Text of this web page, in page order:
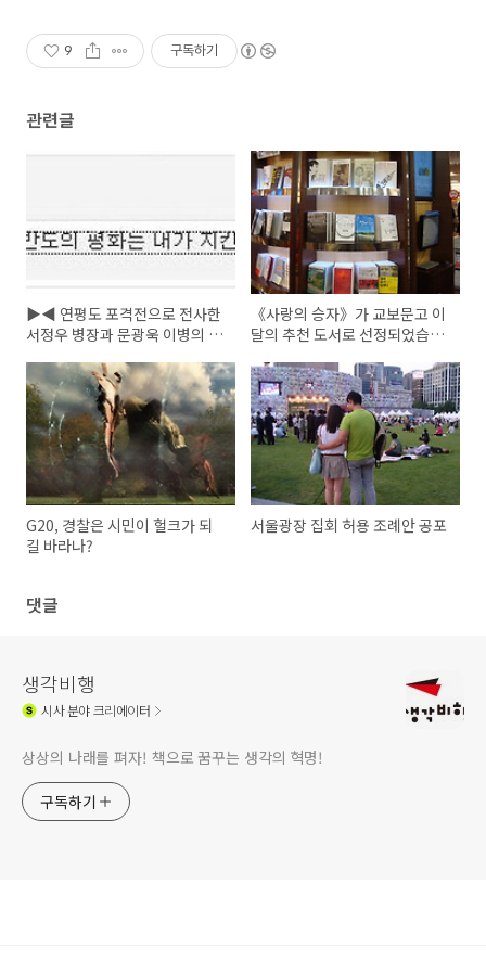
9 구독하기
관련글
▶◀ 연평도 포격전으로 전사한
서정우 병장과 문광욱 이병의 명
《사랑의 승자》가 교보문고 이
달의 추천 도서로 선정되었습니
G20, 경찰은 시민이 헐크가 되
길 바라나?
서울광장 집회 허용 조례안 공포
댓글
생각비행
시사분야 크리에이터
상상의 나래를 펴자! 책으로 꿈꾸는 생각의 혁명!
구독하기